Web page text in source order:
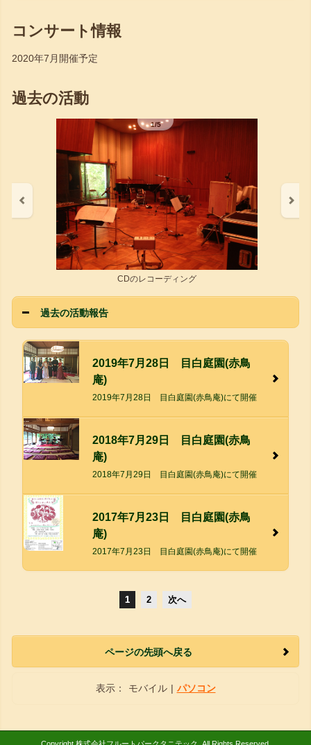
コンサート情報
2020年7月開催予定
過去の活動
1/5
CDのレコーディング
過去の活動報告
2019年7月28日 目白庭園(赤鳥
庵)
2019年7月28日 目白庭園(赤鳥庵)にて開催
2018年7月29日 目白庭園(赤鳥
庵)
2018年7月29日 目白庭園(赤鳥庵)にて開催
2017年7月23日 目白庭園(赤鳥
庵)
2017年7月23日 目白庭園(赤鳥庵)にて開催
1 2 次へ
ページの先頭へ戻る
表示： モバイル | パソコン